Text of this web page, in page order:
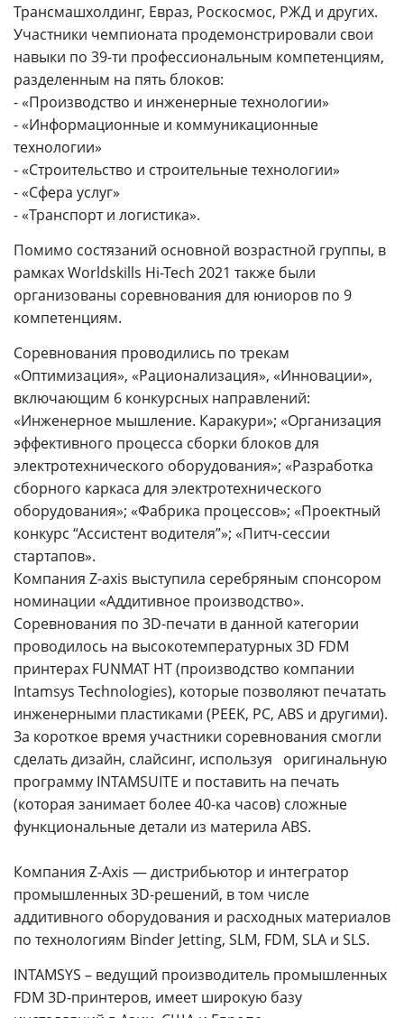
Трансмашхолдинг, Евраз, Роскосмос, РЖД и других.
Участники чемпионата продемонстрировали свои
навыки по 39-ти профессиональным компетенциям,
разделенным на пять блоков:
- «Производство и инженерные технологии»
- «Информационные и коммуникационные
технологии»
- «Строительство и строительные технологии»
- «Сфера услуг»
- «Транспорт и логистика».
Помимо состязаний основной возрастной группы, в
рамках Worldskills Hi-Tech 2021 также были
организованы соревнования для юниоров по 9
компетенциям.
Соревнования проводились по трекам
«Оптимизация», «Рационализация», «Инновации»,
включающим 6 конкурсных направлений:
«Инженерное мышление. Каракури»; «Организация
эффективного процесса сборки блоков для
электротехнического оборудования»; «Разработка
сборного каркаса для электротехнического
оборудования»; «Фабрика процессов»; «Проектный
конкурс “Ассистент водителя”»; «Питч-сессии
стартапов».
Компания Z-axis выступила серебряным спонсором
номинации «Аддитивное производство».
Соревнования по 3D-печати в данной категории
проводилось на высокотемпературных 3D FDM
принтерах FUNMAT HT (производство компании
Intamsys Technologies), которые позволяют печатать
инженерными пластиками (PEEK, PC, ABS и другими).
За короткое время участники соревнования смогли
сделать дизайн, слайсинг, используя оригинальную
программу INTAMSUITE и поставить на печать
(которая занимает более 40-ка часов) сложные
функциональные детали из материла ABS.
Компания Z-Axis — дистрибьютор и интегратор
промышленных 3D-решений, в том числе
аддитивного оборудования и расходных материалов
по технологиям Binder Jetting, SLM, FDM, SLA и SLS.
INTAMSYS – ведущий производитель промышленных
FDM 3D-принтеров, имеет широкую базу